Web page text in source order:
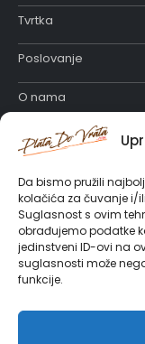
Da bismo pružili
kolačića za čuvanje i/
Suglasnost s ovim
obrađujemo podatke
jedinstveni ID-ovi na
suglasnosti može
funkcije.
Tvrtka
Poslovanje
O nama
Katalog proizvoda